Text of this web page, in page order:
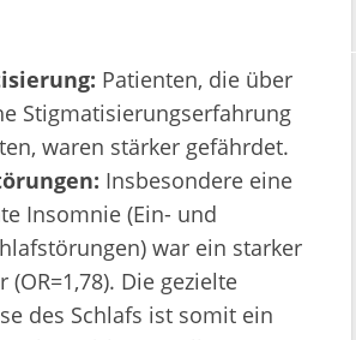
Patienten, die über
Stigmatisierungserfahrung
waren stärker gefährdet.
Insbesondere eine
Insomnie (Ein- und
war ein starker
(OR=1,78). Die gezielte
des Schlafs ist somit ein